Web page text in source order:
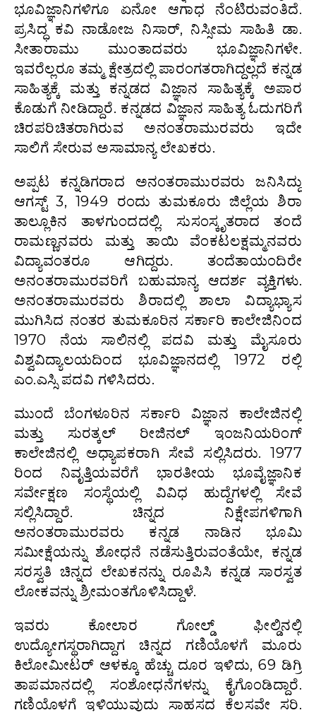
ಭೂವಿಜ್ಞಾನಿಗಳಿಗೂ ಏನೋ ಆಗಾಧ ನೆಂಟಿರುವಂತಿದೆ.
ಪ್ರಸಿದ್ಧ ಕವಿ ನಾಡೋಜ ನಿಸಾರ್‍, ನಿಸ್ಸೀಮ ಸಾಹಿತಿ ಡಾ.
ಸೀತಾರಾಮು ಮುಂತಾದವರು ಭೂವಿಜ್ಞಾನಿಗಳೇ.
ಇವರೆಲ್ಲರೂ ತಮ್ಮ ಕ್ಷೇತ್ರದಲ್ಲಿ ಪಾರಂಗತರಾಗಿದ್ದಲ್ಲದೆ ಕನ್ನಡ
ಸಾಹಿತ್ಯಕ್ಕೆ ಮತ್ತು ಕನ್ನಡದ ವಿಜ್ಞಾನ ಸಾಹಿತ್ಯಕ್ಕೆ ಅಪಾರ
ಕೊಡುಗೆ ನೀಡಿದ್ದಾರೆ. ಕನ್ನಡದ ವಿಜ್ಞಾನ ಸಾಹಿತ್ಯ ಓದುಗರಿಗೆ
ಚಿರಪರಿಚಿತರಾಗಿರುವ ಅನಂತರಾಮುರವರು ಇದೇ
ಸಾಲಿಗೆ ಸೇರುವ ಅಸಾಮಾನ್ಯ ಲೇಖಕರು.
ಅಪ್ಪಟ ಕನ್ನಡಿಗರಾದ ಅನಂತರಾಮುರವರು ಜನಿಸಿದ್ದು
ಆಗಸ್ಟ್ 3, 1949 ರಂದು ತುಮಕೂರು ಜಿಲ್ಲೆಯ ಶಿರಾ
ತಾಲ್ಲೂಕಿನ ತಾಳಗುಂದದಲ್ಲಿ. ಸುಸಂಸ್ಕೃತರಾದ ತಂದೆ
ರಾಮಣ್ಣನವರು ಮತ್ತು ತಾಯಿ ವೆಂಕಟಲಕ್ಷಮ್ಮನವರು
ವಿದ್ಯಾವಂತರೂ ಆಗಿದ್ದರು. ತಂದೆತಾಯಂದಿರೇ
ಅನಂತರಾಮುರವರಿಗೆ ಬಹುಮಾನ್ಯ ಆದರ್ಶ ವ್ಯಕ್ತಿಗಳು.
ಅನಂತರಾಮುರವರು ಶಿರಾದಲ್ಲಿ ಶಾಲಾ ವಿದ್ಯಾಭ್ಯಾಸ
ಮುಗಿಸಿದ ನಂತರ ತುಮಕೂರಿನ ಸರ್ಕಾರಿ ಕಾಲೇಜಿನಿಂದ
1970 ನೆಯ ಸಾಲಿನಲ್ಲಿ ಪದವಿ ಮತ್ತು ಮೈಸೂರು
ವಿಶ್ವವಿದ್ಯಾಲಯದಿಂದ ಭೂವಿಜ್ಞಾನದಲ್ಲಿ 1972 ರಲ್ಲಿ
ಎಂ.ಎಸ್ಸಿ ಪದವಿ ಗಳಿಸಿದರು.
ಮುಂದೆ ಬೆಂಗಳೂರಿನ ಸರ್ಕಾರಿ ವಿಜ್ಞಾನ ಕಾಲೇಜಿನಲ್ಲಿ
ಮತ್ತು ಸುರತ್ಕಲ್‍ ರೀಜಿನಲ್ ಇಂಜನಿಯರಿಂಗ್‍
ಕಾಲೇಜಿನಲ್ಲಿ ಅ‍ಧ್ಯಾಪಕರಾಗಿ ಸೇವೆ ಸಲ್ಲಿಸಿದರು. 1977
ರಿಂದ ನಿವೃತ್ತಿಯವರೆಗೆ ಭಾರತೀಯ ಭೂವೈಜ್ಞಾನಿಕ
ಸರ್ವೇಕ್ಷಣ ಸಂಸ್ಥೆಯಲ್ಲಿ ವಿವಿಧ ಹುದ್ದೆಗಳಲ್ಲಿ ಸೇವೆ
ಸಲ್ಲಿಸಿದ್ದಾರೆ. ಚಿನ್ನದ ನಿಕ್ಷೇಪಗಳಿಗಾಗಿ
ಅನಂತರಾಮುರವರು ಕನ್ನಡ ನಾಡಿನ ಭೂಮಿ
ಸಮೀಕ್ಷೆಯನ್ನು ಶೋಧನೆ ನಡೆಸುತ್ತಿರುವಂತೆಯೇ, ಕನ್ನಡ
ಸರಸ್ವತಿ ಚಿನ್ನದ ಲೇಖಕನನ್ನು ರೂಪಿಸಿ ಕನ್ನಡ ಸಾರಸ್ವತ
ಲೋಕವನ್ನು ಶ್ರೀಮಂತಗೊಳಿಸಿದ್ದಾಳೆ.
ಇವರು ಕೋಲಾರ ಗೋಲ್ಡ್ ಫೀಲ್ಡಿನಲ್ಲಿ
ಉದ್ಯೋಗಸ್ಥರಾಗಿದ್ದಾಗ ಚಿನ್ನದ ಗಣಿಯೊಳಗೆ ಮೂರು
ಕಿಲೋಮೀಟರ್ ಆಳಕ್ಕೂ ಹೆಚ್ಚು ದೂರ ಇಳಿದು, 69 ಡಿಗ್ರಿ
ತಾಪಮಾನದಲ್ಲಿ ಸಂಶೋಧನೆಗಳನ್ನು ಕೈಗೊಂಡಿದ್ದಾರೆ.
ಗಣಿಯೊಳಗೆ ಇಳಿಯುವುದು ಸಾಹಸದ ಕೆಲಸವೇ ಸರಿ.